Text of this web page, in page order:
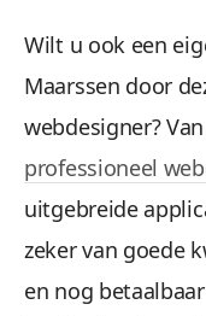
Wilt u ook een
Maarssen door
webdesigner?
professioneel
uitgebreide
zeker van goede
en nog